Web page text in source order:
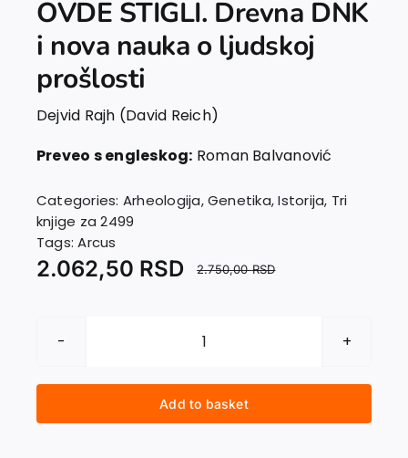
EU PROJECTS
Contact
OVDE STIGLI. Drevna DNK
i nova nauka o ljudskoj
prošlosti
Dejvid Rajh (David Reich)
Preveo s engleskog: Roman Balvanović
Categories: Arheologija,Genetika,Istorija, Tri
knjige za 2499
Tags:Arcus
2.750,00RSD
2.062,50 RSD
KO
KAKO
Add to basket